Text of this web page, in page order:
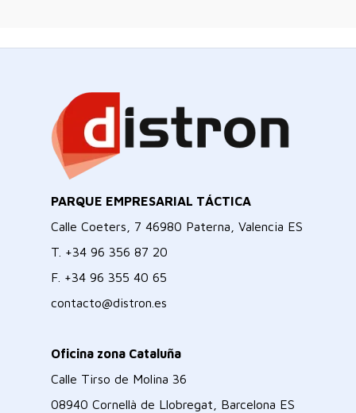
PARQUE EMPRESARIAL TÁCTICA
Calle Coeters, 7 46980 Paterna, Valencia ES
T. +34 96 356 87 20
F. +34 96 355 40 65
contacto@distron.es
Oficina zona Cataluña
Calle Tirso de Molina 36
08940 Cornellà de Llobregat, Barcelona ES